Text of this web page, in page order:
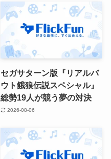
セガサターン版『リアルバ
ウト餓狼伝説スペシャル』
総勢19人が競う夢の対決
2026-08-06